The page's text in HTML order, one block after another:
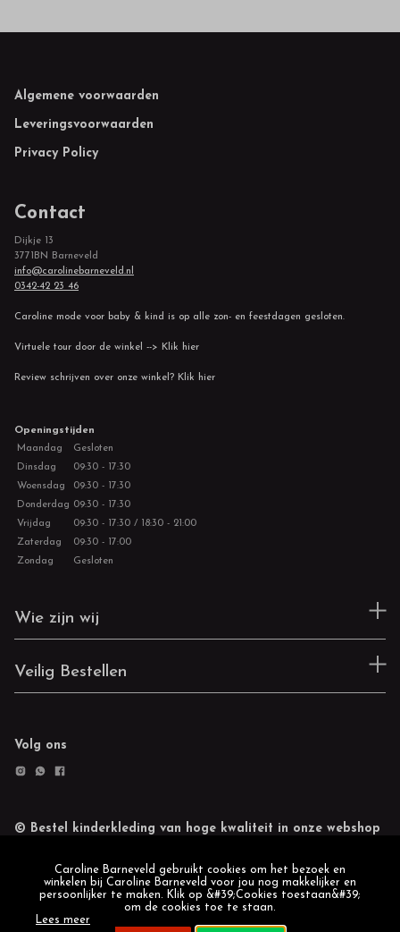
Footer
Algemene voorwaarden
Leveringsvoorwaarden
Privacy Policy
Contact
Dijkje 13
3771BN Barneveld
info@carolinebarneveld.nl
0342-42 23 46
Caroline mode voor baby & kind is op alle zon- en feestdagen gesloten.
Virtuele tour door de winkel --> Klik hier
Review schrijven over onze winkel? Klik hier
Openingstijden
Maandag
Gesloten
Dinsdag
09:30 - 17:30
Woensdag
09:30 - 17:30
Donderdag 09:30 - 17:30
Vrijdag
09:30 - 17:30 / 18:30 - 21:00
Zaterdag
09:30 - 17:00
Zondag
Gesloten
Wie zijn wij
Veilig Bestellen
Volg ons
© Bestel kinderkleding van hoge kwaliteit in onze webshop
Caroline Barneveld gebruikt cookies om het bezoek en
winkelen bij Caroline Barneveld voor jou nog makkelijker en
persoonlijker te maken. Klik op &#39;Cookies toestaan&#39;
om de cookies toe te staan.
Lees meer